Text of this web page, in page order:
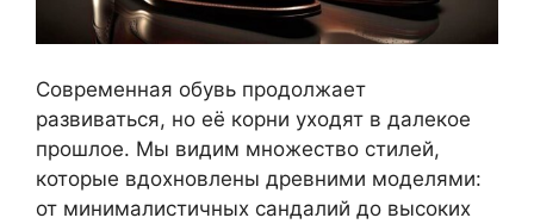
Современная обувь продолжает
развиваться, но её корни уходят в далекое
прошлое. Мы видим множество стилей,
которые вдохновлены древними моделями:
от минималистичных сандалий до высоких